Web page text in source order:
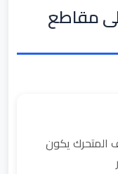
مقاطع
يكون